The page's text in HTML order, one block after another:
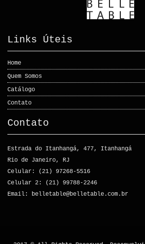
Links Úteis
Home
Quem Somos
Catálogo
Contato
Contato
Estrada do Itanhangá, 477, Itanhangá
Rio de Janeiro, RJ
Celular: (21) 97268-5516
Celular 2: (21) 99788-2246
Email: belletable@belletable.com.br